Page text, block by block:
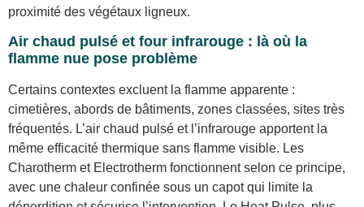
proximité des végétaux ligneux.
Air chaud pulsé et four infrarouge : là où la
flamme nue pose problème
Certains contextes excluent la flamme apparente :
cimetières, abords de bâtiments, zones classées, sites très
fréquentés. L’air chaud pulsé et l’infrarouge apportent la
même efficacité thermique sans flamme visible. Les
Charotherm et Electrotherm fonctionnent selon ce principe,
avec une chaleur confinée sous un capot qui limite la